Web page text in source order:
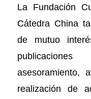
La Fundación
Cátedra China
de mutuo
publicaciones
asesoramiento,
realización de